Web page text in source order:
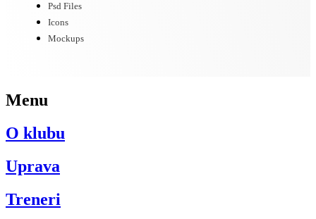
Psd Files
Icons
Mockups
Menu
O klubu
Uprava
Treneri